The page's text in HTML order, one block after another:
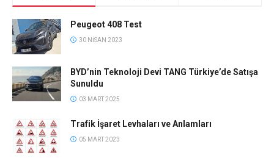
Peugeot 408 Test
30 NISAN 2023
BYD’nin Teknoloji Devi TANG Türkiye’de Satışa
Sunuldu
03 MART 2025
Trafik İşaret Levhaları ve Anlamları
05 MART 2023